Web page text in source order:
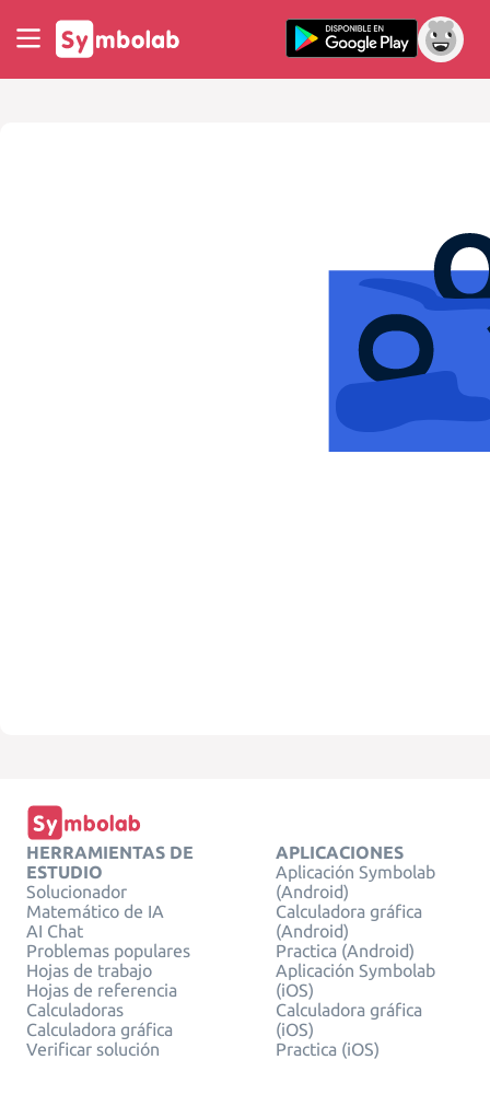
HERRAMIENTAS DE
ESTUDIO
Solucionador
Matemático de IA
AI Chat
Problemas populares
Hojas de trabajo
Hojas de referencia
Calculadoras
Calculadora gráfica
Verificar solución
APLICACIONES
Aplicación Symbolab
(Android)
Calculadora gráfica
(Android)
Practica (Android)
Aplicación Symbolab
(iOS)
Calculadora gráfica
(iOS)
Practica (iOS)